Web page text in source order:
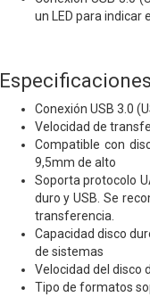
un LED para indicar
Conexión USB 3.0
Velocidad de
Compatible con
9,5mm de alto
Soporta protocolo
duro y USB. Se
transferencia.
Capacidad disco
de sistemas
Velocidad del disco
Tipo de formatos